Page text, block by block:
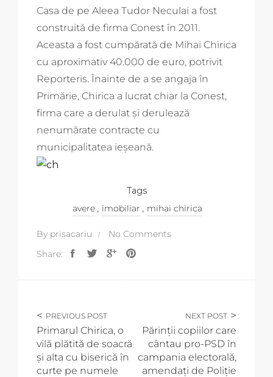
Casa de pe Aleea Tudor Neculai a fost
construită de firma Conest în 2011.
Aceasta a fost cumpărată de Mihai Chirica
cu aproximativ 40.000 de euro, potrivit
Reporteris. Înainte de a se angaja în
Primărie, Chirica a lucrat chiar la Conest,
firma care a derulat şi derulează
nenumărate contracte cu
municipalitatea ieşeană.
Tags
avere , imobiliar , mihai chirica
By prisacariu
No Comments
Share:
PREVIOUS POST
Primarul Chirica, o
vilă plătită de soacră
și alta cu biserică în
curte pe numele
NEXT POST
Părinții copiilor care
cântau pro-PSD în
campania electorală,
amendați de Poliție